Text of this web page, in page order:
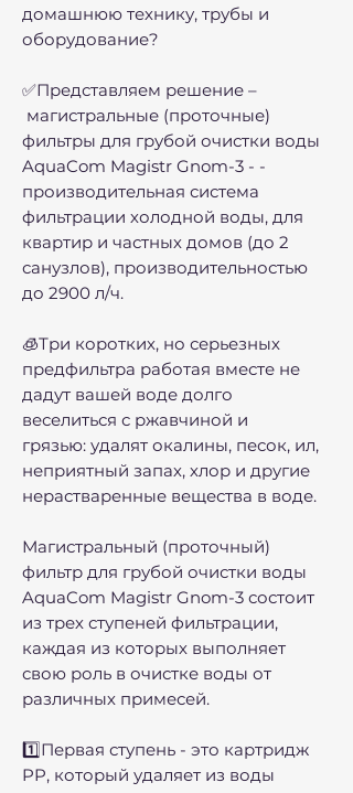
домашнюю технику, трубы и
оборудование?
✅Представляем решение –
магистральные (проточные)
фильтры для грубой очистки воды
AquaCom Magistr Gnom-3 - -
производительная система
фильтрации холодной воды, для
квартир и частных домов (до 2
санузлов), производительностью
до 2900 л/ч.
🧊Три коротких, но серьезных
предфильтра работая вместе не
дадут вашей воде долго
веселиться с ржавчиной и
грязью: удалят окалины, песок, ил,
неприятный запах, хлор и другие
нерастваренные вещества в воде.
Магистральный (проточный)
фильтр для грубой очистки воды
AquaCom Magistr Gnom-3 состоит
из трех ступеней фильтрации,
каждая из которых выполняет
свою роль в очистке воды от
различных примесей.
1️⃣Первая ступень - это картридж
PP, который удаляет из воды